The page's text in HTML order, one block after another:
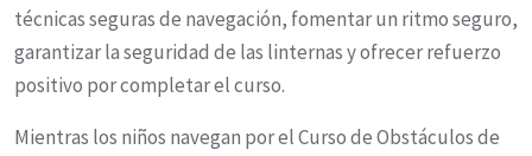
técnicas seguras de navegación, fomentar un ritmo seguro,
garantizar la seguridad de las linternas y ofrecer refuerzo
positivo por completar el curso.
Mientras los niños navegan por el Curso de Obstáculos de